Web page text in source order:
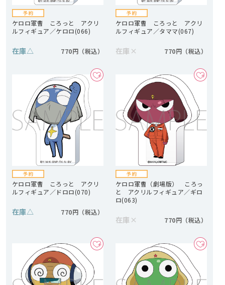
ケロロ軍曹 ころっと アクリ
ルフィギュア／ケロロ(066)
在庫△ 770円
ケロロ軍曹 ころっと アクリ
ルフィギュア／タママ(067)
在庫 × 770円
ケロロ軍曹 ころっと アクリ
ルフィギュア／ドロロ(070)
在庫△ 770円
ケロロ軍曹（劇場版） ころっ
と アクリルフィギュア／ギロ
ロ(063)
在庫 × 770円